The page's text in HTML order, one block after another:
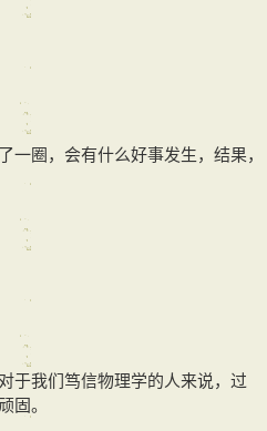
圈，会有什么好事发生，结果，
于我们笃信物理学的人来说，过
固。